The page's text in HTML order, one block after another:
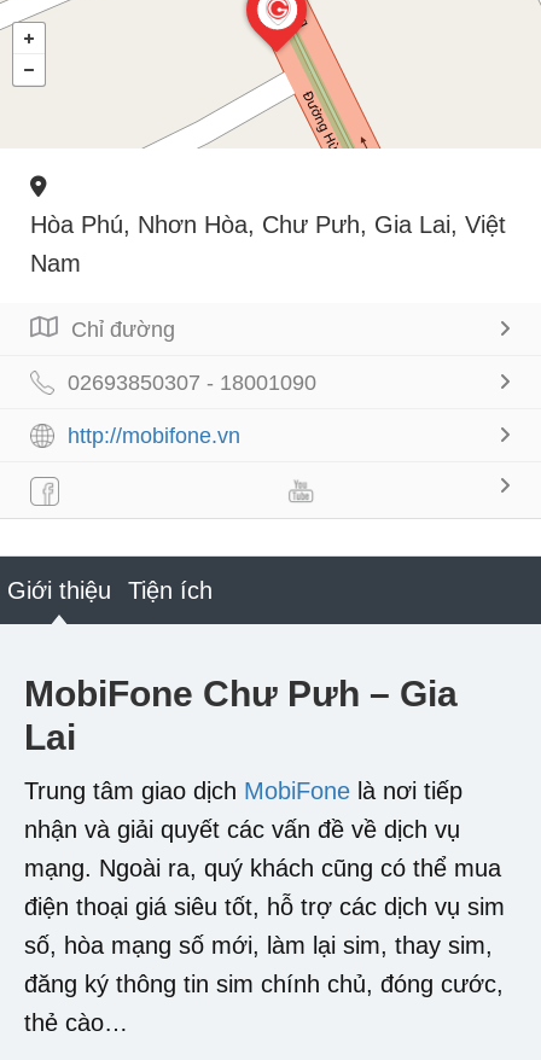
Hòa Phú, Nhơn Hòa, Chư Pưh, Gia Lai, Việt
Nam
Chỉ đường
02693850307 - 18001090
http://mobifone.vn
Giới thiệu Tiện ích
MobiFone Chư Pưh – Gia
Lai
Trung tâm giao dịch MobiFone là nơi tiếp
nhận và giải quyết các vấn đề về dịch vụ
mạng. Ngoài ra, quý khách cũng có thể mua
điện thoại giá siêu tốt, hỗ trợ các dịch vụ sim
số, hòa mạng số mới, làm lại sim, thay sim,
đăng ký thông tin sim chính chủ, đóng cước,
thẻ cào…